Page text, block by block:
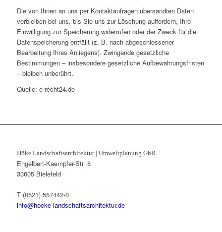
Die von Ihnen an uns per Kontaktanfragen übersandten Daten
verbleiben bei uns, bis Sie uns zur Löschung auffordern, Ihre
Einwilligung zur Speicherung widerrufen oder der Zweck für die
Datenspeicherung entfällt (z. B. nach abgeschlossener
Bearbeitung Ihres Anliegens). Zwingende gesetzliche
Bestimmungen – insbesondere gesetzliche Aufbewahrungsfristen
– bleiben unberührt.
Quelle: e-recht24.de
Höke Landschaftsarchitektur | Umweltplanung GbR
Engelbert-Kaempfer-Str. 8
33605 Bielefeld
Т (0521) 557442-0
info@hoeke-landschaftsarchitektur.de